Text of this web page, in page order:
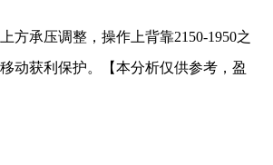
承压调整，操作上背靠2150-1950之
动获利保护。【本分析仅供参考，盈